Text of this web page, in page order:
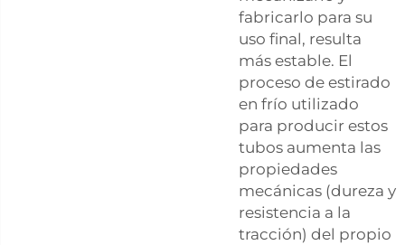
fabricarlo para su
uso final, resulta
más estable. El
proceso de estirado
en frío utilizado
para producir estos
tubos aumenta las
propiedades
mecánicas (dureza y
resistencia a la
tracción) del propio